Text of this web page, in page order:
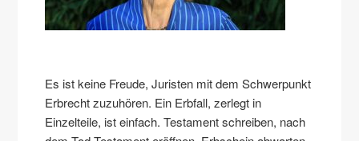
Es ist keine Freude, Juristen mit dem Schwerpunkt
Erbrecht zuzuhören. Ein Erbfall, zerlegt in
Einzelteile, ist einfach. Testament schreiben, nach